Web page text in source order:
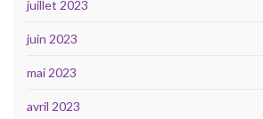
juillet 2023
juin 2023
mai 2023
avril 2023